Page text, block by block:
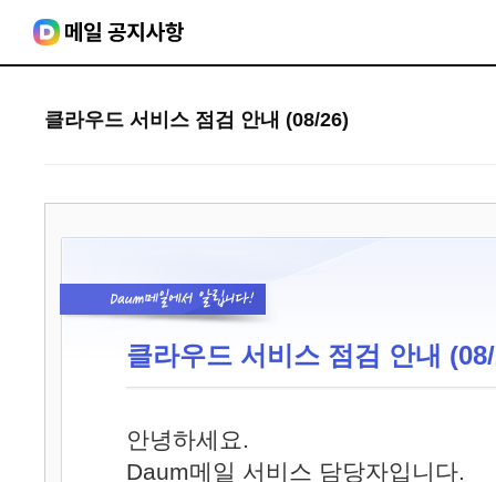
클라우드 서비스 점검 안내 (08/26)
클라우드 서비스 점검 안내
안녕하세요.
Daum메일 서비스 담당자입니다.